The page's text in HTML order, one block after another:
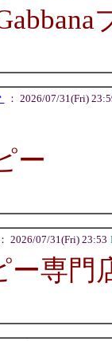
： 2026/07/31(Fri)
ー
2026/07/31(Fri) 23:53
ー専門